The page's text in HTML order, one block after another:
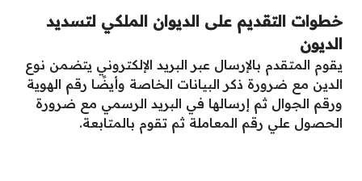
خطوات التقديم على الديوان الملكي لتسديد
الديون
يقوم المتقدم بالإرسال عبر البريد الإلكتروني يتضمن نوع
الدين مع ضرورة ذكر البيانات الخاصة وأيضًا رقم الهوية
ورقم الجوال ثم إرسالها في البريد الرسمي مع ضرورة
الحصول علي رقم المعاملة ثم تقوم بالمتابعة.